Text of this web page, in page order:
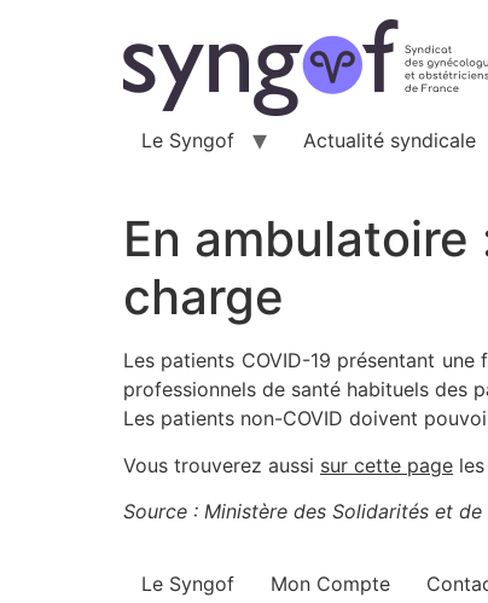
Le Syngof Actualité syndicale
En
charge
Les patients COVID-19 présentant
professionnels de santé habituels des
Les patients non-COVID doivent
Vous trouverez aussi sur cette page
Source : Ministère des Solidarités et de
Le Syngof Mon Compte